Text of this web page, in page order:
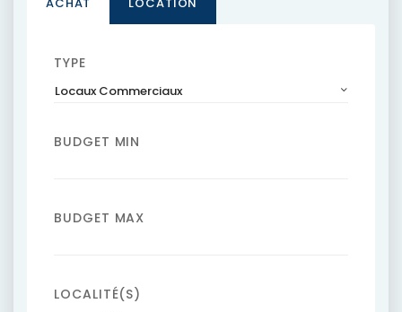
TYPE
Locaux Commerciaux
BUDGET MIN
BUDGET MAX
LOCALITÉ(S)